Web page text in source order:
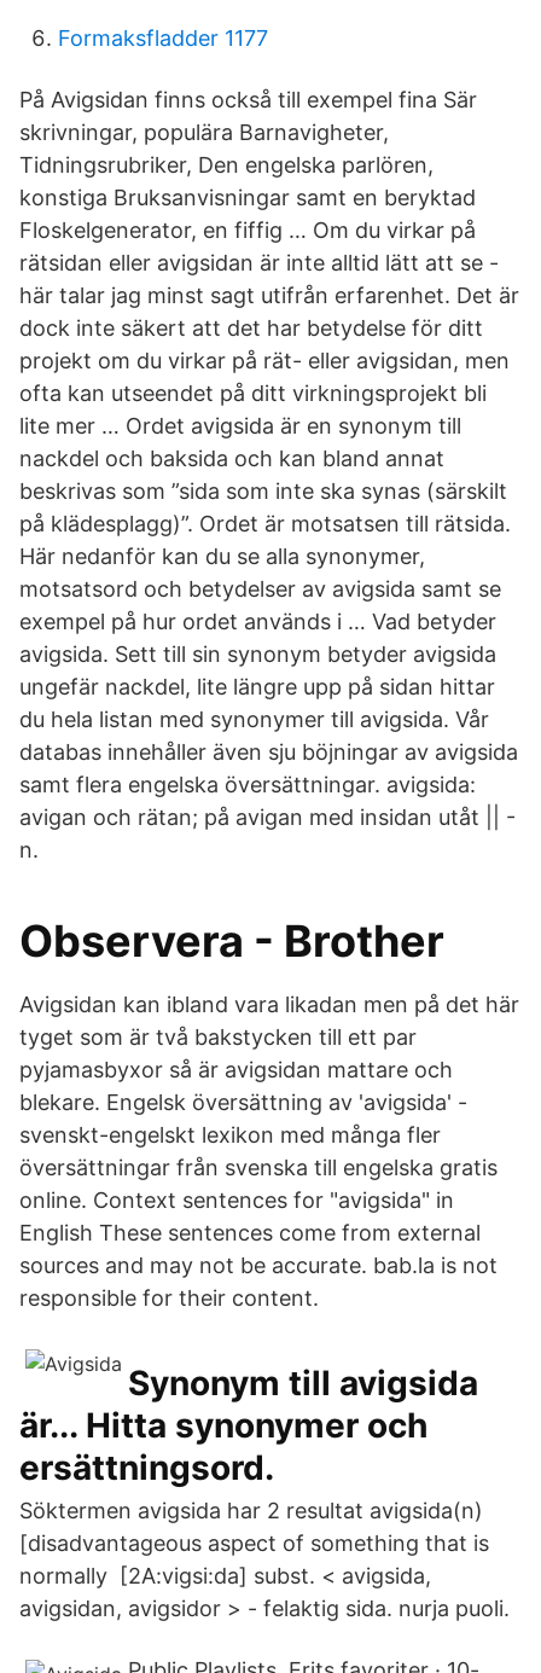
Formaksfladder 1177
På Avigsidan finns också till exempel fina Sär
skrivningar, populära Barnavigheter,
Tidningsrubriker, Den engelska parlören,
konstiga Bruksanvisningar samt en beryktad
Floskelgenerator, en fiffig … Om du virkar på
rätsidan eller avigsidan är inte alltid lätt att se -
här talar jag minst sagt utifrån erfarenhet. Det är
dock inte säkert att det har betydelse för ditt
projekt om du virkar på rät- eller avigsidan, men
ofta kan utseendet på ditt virkningsprojekt bli
lite mer … Ordet avigsida är en synonym till
nackdel och baksida och kan bland annat
beskrivas som ”sida som inte ska synas (särskilt
på klädesplagg)”. Ordet är motsatsen till rätsida.
Här nedanför kan du se alla synonymer,
motsatsord och betydelser av avigsida samt se
exempel på hur ordet används i … Vad betyder
avigsida. Sett till sin synonym betyder avigsida
ungefär nackdel, lite längre upp på sidan hittar
du hela listan med synonymer till avigsida. Vår
databas innehåller även sju böjningar av avigsida
samt flera engelska översättningar. avigsida:
avigan och rätan; på avigan med insidan utåt || -
n.
Observera - Brother
Avigsidan kan ibland vara likadan men på det här
tyget som är två bakstycken till ett par
pyjamasbyxor så är avigsidan mattare och
blekare. Engelsk översättning av 'avigsida' -
svenskt-engelskt lexikon med många fler
översättningar från svenska till engelska gratis
online. Context sentences for "avigsida" in
English These sentences come from external
sources and may not be accurate. bab.la is not
responsible for their content.
Synonym till avigsida
är... Hitta synonymer och
ersättningsord.
Söktermen avigsida har 2 resultat avigsida(n)
[disadvantageous aspect of something that is
normally [2A:vigsi:da] subst. < avigsida,
avigsidan, avigsidor > - felaktig sida. nurja puoli.